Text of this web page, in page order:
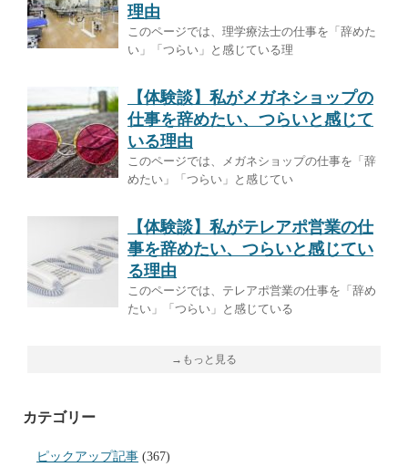
理由
このページでは、理学療法士の仕事を「辞めた
い」「つらい」と感じている理
【体験談】私がメガネショップの
仕事を辞めたい、つらいと感じて
いる理由
このページでは、メガネショップの仕事を「辞
めたい」「つらい」と感じてい
【体験談】私がテレアポ営業の仕
事を辞めたい、つらいと感じてい
る理由
このページでは、テレアポ営業の仕事を「辞め
たい」「つらい」と感じている
→もっと見る
カテゴリー
ピックアップ記事 (367)